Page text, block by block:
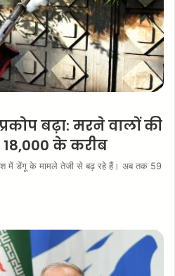
बढ़ा: मरने वालों की
के करीब
में डेंगू के मामले तेजी से बढ़ रहे हैं। अब तक 59